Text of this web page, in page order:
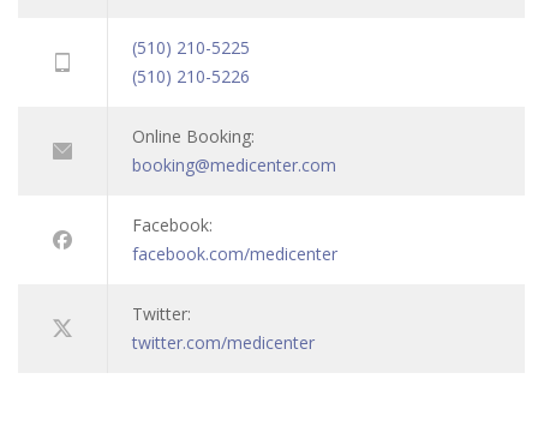
(510) 210-5225
(510) 210-5226
Online Booking:
booking@medicenter.com
Facebook:
facebook.com/medicenter
Twitter:
twitter.com/medicenter